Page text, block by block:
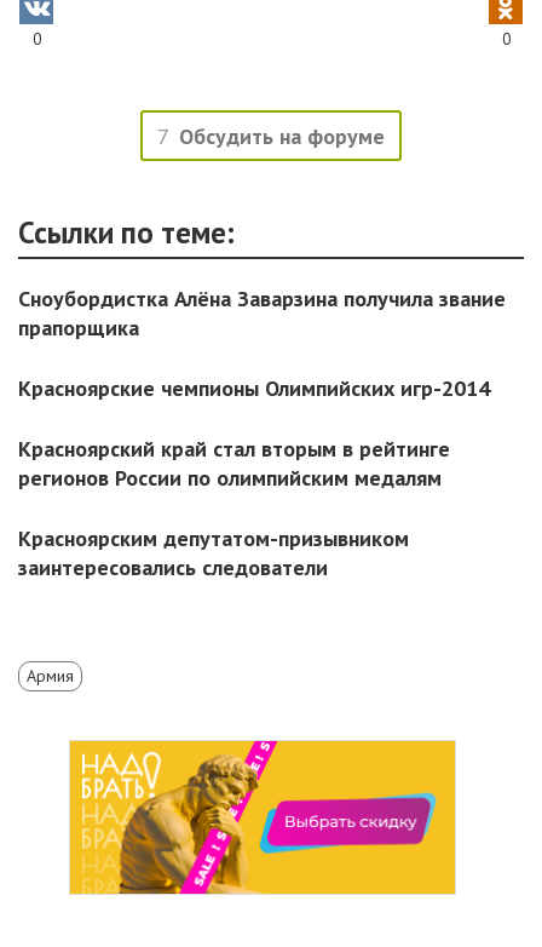
0 0
7 Обсудить на форуме
Ссылки по теме:
Сноубордистка Алёна Заварзина получила звание
прапорщика
Красноярские чемпионы Олимпийских игр-2014
Красноярский край стал вторым в рейтинге
регионов России по олимпийским медалям
Красноярским депутатом-призывником
заинтересовались следователи
Армия